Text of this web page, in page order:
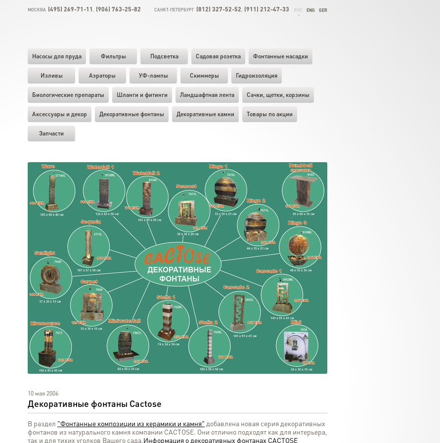
МОСКВА (495) 269-71-11 (906) 763-25-82 САНКТ-ПЕТЕРБУРГ (812) 327-52-52 (911) 212-47-33 РУС ENG GER
Насосы для пруда Фильтры Подсветка Садовая розетка Фонтанные насадки
Изливы Аэраторы УФ-лампы Скиммеры Гидроизоляция
Биологические препараты Шланги и фитинги Ландшафтная лента Cачки, щетки, корзины
Аксессуары и декор Декоративные фонтаны Декоративные камни Товары по акции
Запчасти
10 мая 2006
Декоративные фонтаны Cactose
В раздел "Фонтанные композиции из керамики и камня" добавлена новая серия декоративных
фонтанов из натурального камня компании CACTOSE. Они отлично подходят как для интерьера,
так и для тихих уголков Вашего сада.Информация о декоративных фонтанах CACTOSE